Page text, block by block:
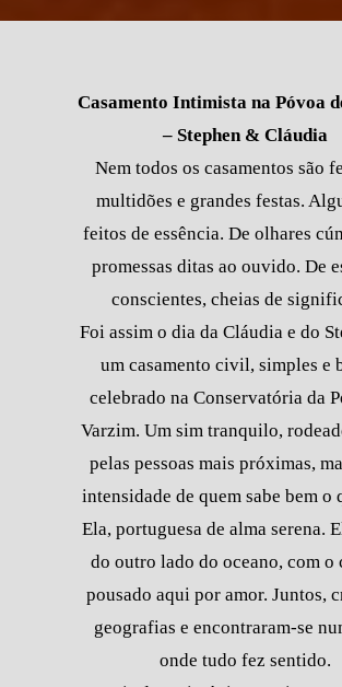
Casamento Intimista na Póvoa
– Stephen & Cláudia
Nem todos os casamentos são
multidões e grandes festas.
feitos de essência. De olhares
promessas ditas ao ouvido. De
conscientes, cheias de
Foi assim o dia da Cláudia e do
um casamento civil, simples e
celebrado na Conservatória da
Varzim. Um sim tranquilo,
pelas pessoas mais próximas,
intensidade de quem sabe bem o
Ela, portuguesa de alma serena.
do outro lado do oceano, com o
pousado aqui por amor. Juntos,
geografias e encontraram-se
onde tudo fez sentido.